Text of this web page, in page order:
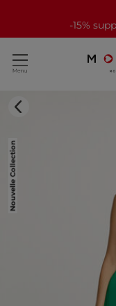
-15%
Nouvelle Collection